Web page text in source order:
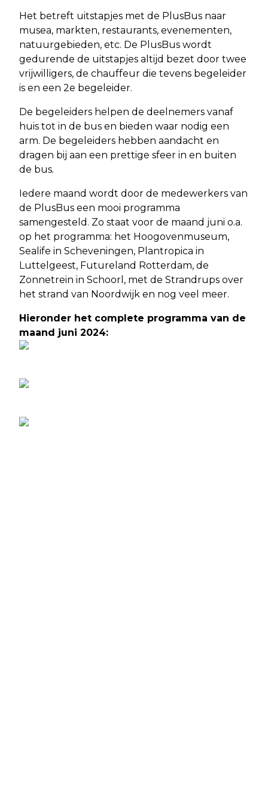
Het betreft uitstapjes met de PlusBus naar
musea, markten, restaurants, evenementen,
natuurgebieden, etc. De PlusBus wordt
gedurende de uitstapjes altijd bezet door twee
vrijwilligers, de chauffeur die tevens begeleider
is en een 2e begeleider.
De begeleiders helpen de deelnemers vanaf
huis tot in de bus en bieden waar nodig een
arm. De begeleiders hebben aandacht en
dragen bij aan een prettige sfeer in en buiten
de bus.
Iedere maand wordt door de medewerkers van
de PlusBus een mooi programma
samengesteld. Zo staat voor de maand juni o.a.
op het programma: het Hoogovenmuseum,
Sealife in Scheveningen, Plantropica in
Luttelgeest, Futureland Rotterdam, de
Zonnetrein in Schoorl, met de Strandrups over
het strand van Noordwijk en nog veel meer.
Hieronder het complete programma van de
maand juni 2024: